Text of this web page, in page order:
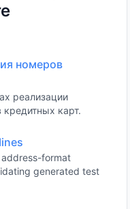
номеров
реализации
карт.
format
generated test